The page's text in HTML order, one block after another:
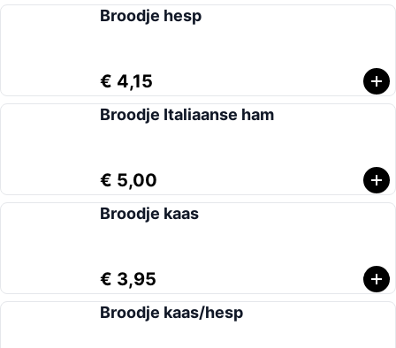
Broodje hesp
€ 4,15
Broodje Italiaanse ham
€ 5,00
Broodje kaas
€ 3,95
Broodje kaas/hesp